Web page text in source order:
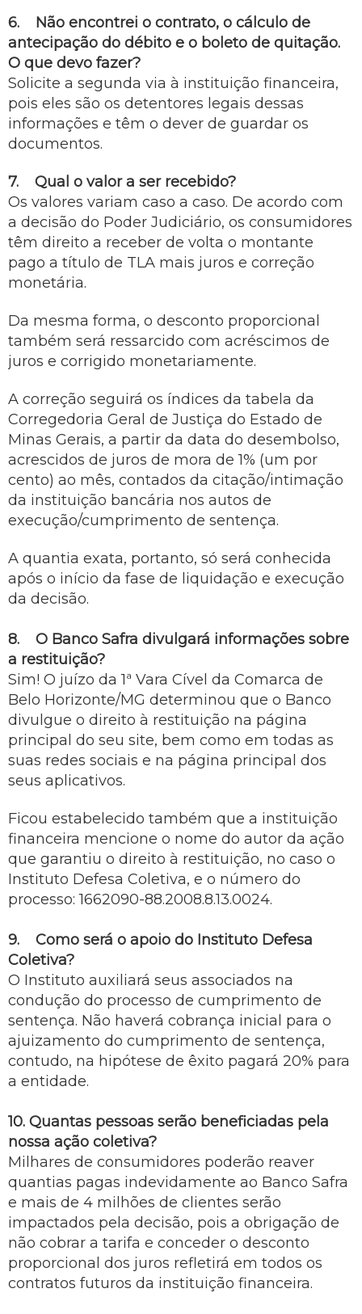
6. Não encontrei o contrato, o cálculo de
antecipação do débito e o boleto de quitação.
O que devo fazer?
Solicite a segunda via à instituição financeira,
pois eles são os detentores legais dessas
informações e têm o dever de guardar os
documentos.
7. Qual o valor a ser recebido?
Os valores variam caso a caso. De acordo com
a decisão do Poder Judiciário, os consumidores
têm direito a receber de volta o montante
pago a título de TLA mais juros e correção
monetária.
Da mesma forma, o desconto proporcional
também será ressarcido com acréscimos de
juros e corrigido monetariamente.
A correção seguirá os índices da tabela da
Corregedoria Geral de Justiça do Estado de
Minas Gerais, a partir da data do desembolso,
acrescidos de juros de mora de 1% (um por
cento) ao mês, contados da citação/intimação
da instituição bancária nos autos de
execução/cumprimento de sentença.
A quantia exata, portanto, só será conhecida
após o início da fase de liquidação e execução
da decisão.
8. O Banco Safra divulgará informações sobre
a restituição?
Sim! O juízo da 1ª Vara Cível da Comarca de
Belo Horizonte/MG determinou que o Banco
divulgue o direito à restituição na página
principal do seu site, bem como em todas as
suas redes sociais e na página principal dos
seus aplicativos.
Ficou estabelecido também que a instituição
financeira mencione o nome do autor da ação
que garantiu o direito à restituição, no caso o
Instituto Defesa Coletiva, e o número do
processo: 1662090-88.2008.8.13.0024.
9. Como será o apoio do Instituto Defesa
Coletiva?
O Instituto auxiliará seus associados na
condução do processo de cumprimento de
sentença. Não haverá cobrança inicial para o
ajuizamento do cumprimento de sentença,
contudo, na hipótese de êxito pagará 20% para
a entidade.
10. Quantas pessoas serão beneficiadas pela
nossa ação coletiva?
Milhares de consumidores poderão reaver
quantias pagas indevidamente ao Banco Safra
e mais de 4 milhões de clientes serão
impactados pela decisão, pois a obrigação de
não cobrar a tarifa e conceder o desconto
proporcional dos juros refletirá em todos os
contratos futuros da instituição financeira.